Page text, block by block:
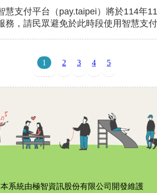
1 2 3 4 5
本系統由極智資訊股份有限公司開發維護